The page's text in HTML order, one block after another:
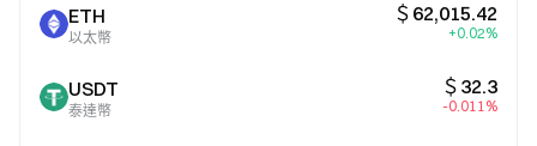
ETH
以太幣
＄62,015.42
+0.02%
USDT
泰達幣
＄32.3
-0.011%